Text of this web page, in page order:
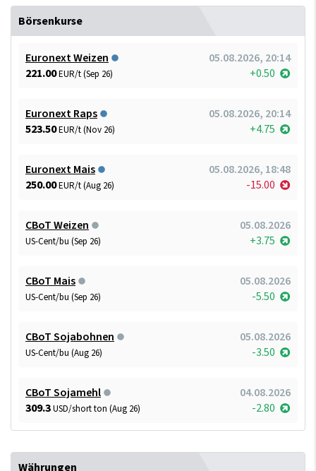
Börsenkurse
Euronext Weizen
05.08.2026, 20:14
221.00EUR/t (Sep 26) +0.50
Euronext Raps
05.08.2026, 20:14
523.50EUR/t (Nov 26) +4.75
Euronext Mais
05.08.2026, 18:48
250.00EUR/t (Aug 26) -15.00
CBoT Weizen 05.08.2026
US-Cent/bu (Sep 26) +3.75
CBoT Mais 05.08.2026
US-Cent/bu (Sep 26) -5.50
CBoT Sojabohnen 05.08.2026
US-Cent/bu (Aug 26) -3.50
CBoT Sojamehl
04.08.2026
309.3USD/short ton (Aug 26) -2.80
Währungen